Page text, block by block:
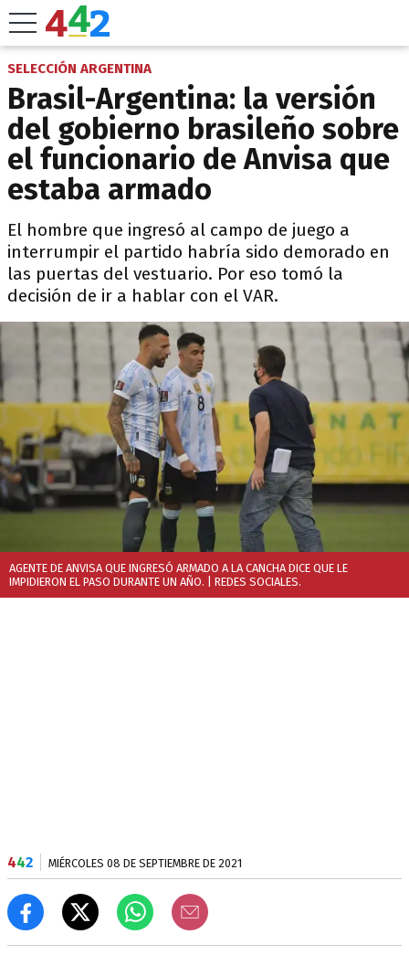
SELECCIÓN ARGENTINA
Brasil-Argentina: la versión
del gobierno brasileño sobre
el funcionario de Anvisa que
estaba armado
El hombre que ingresó al campo de juego a
interrumpir el partido habría sido demorado en
las puertas del vestuario. Por eso tomó la
decisión de ir a hablar con el VAR.
AGENTE DE ANVISA QUE INGRESÓ ARMADO A LA CANCHA DICE QUE LE
IMPIDIERON EL PASO DURANTE UN AÑO. | REDES SOCIALES.
442 MIÉRCOLES 08 DE SEPTIEMBRE DE 2021